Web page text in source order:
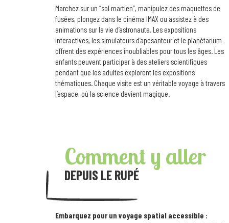
Marchez sur un “sol martien”, manipulez des maquettes de
fusées, plongez dans le cinéma IMAX ou assistez à des
animations sur la vie d’astronaute. Les expositions
interactives, les simulateurs d’apesanteur et le planétarium
offrent des expériences inoubliables pour tous les âges. Les
enfants peuvent participer à des ateliers scientifiques
pendant que les adultes explorent les expositions
thématiques. Chaque visite est un véritable voyage à travers
l’espace, où la science devient magique.
Comment y aller
DEPUIS LE RUPÉ
Embarquez pour un voyage spatial accessible :